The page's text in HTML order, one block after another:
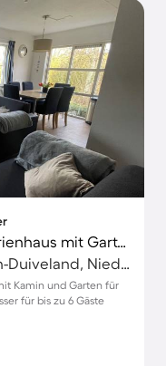
Familienorientiertes tolles Ferienhaus mit Garten, Terrasse und Grill | Naturblick | Neben dem Strand
Brouwershaven, Schouwen-Duiveland, Niederlande
Kamin und Garten für
für bis zu 6 Gäste